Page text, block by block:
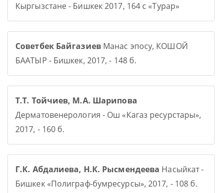
Кыргызстане - Бишкек 2017, 164 с «Турар»
Советбек БайгазиевМанас эпосу, КОШОЙ
БААТЫР - Бишкек, 2017, - 148 б.
Т.Т. Тойчиев, М.А. Шарипова
Дерматовенерология - Ош «Кагаз ресурстары»,
2017, - 160 б.
Г.К. Абдалиева, Н.К. Рысмендеева Насыйкат -
Бишкек «Полиграф-бумресурсы», 2017, - 108 б.